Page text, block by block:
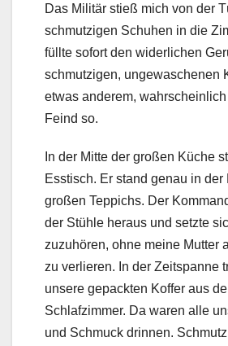
Das Militär stieß mich von der
schmutzigen Schuhen in die
füllte sofort den widerlichen
schmutzigen, ungewaschenen
etwas anderem,
Feind so.
In der Mitte der großen Küche
Esstisch. Er stand genau in der
großen Teppichs. Der
der Stühle heraus und setzte
zuzuhören, ohne meine Mutter
zu verlieren. In der Zeitspanne
unsere gepackten Koffer aus
Schlafzimmer. Da waren alle
und Schmuck drinnen.